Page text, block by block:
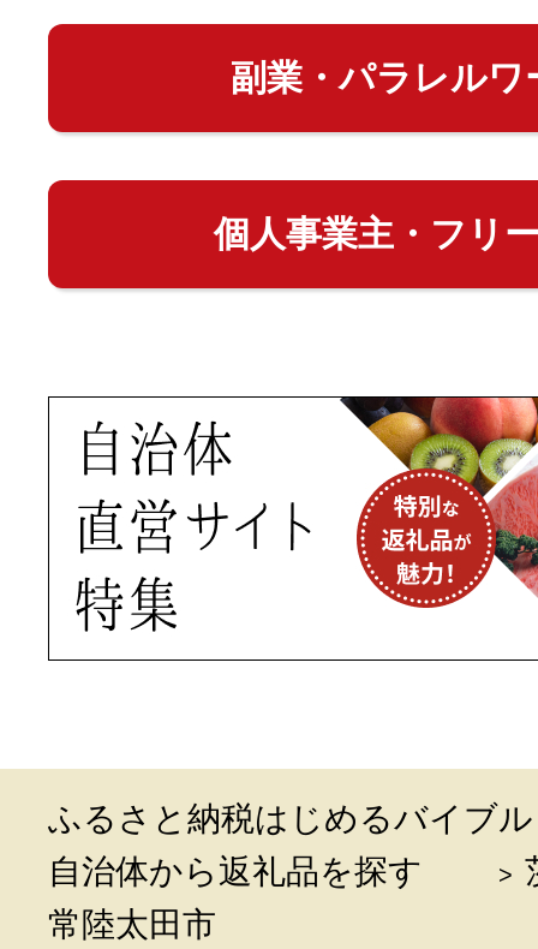
副業・パラレルワ
個人事業主・フリ
ふるさと納税はじめるバイブル
自治体から返礼品を探す
常陸太田市